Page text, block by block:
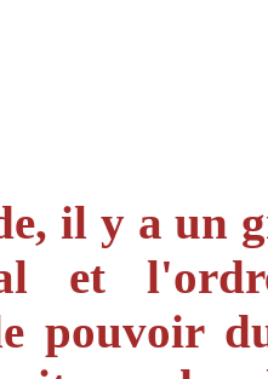
il y a un
et
pouvoir